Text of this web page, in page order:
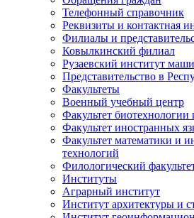
Телефонный справочник
Реквизиты и контактная
Филиалы и
Ковылкинский филиал
Рузаевский институт
Представительство в
Факультеты
Военный учебный центр
Факультет биотехнологии
Факультет иностранных
Факультет математики и
технологий
Филологический
Институты
Аграрный институт
Институт архитектуры и